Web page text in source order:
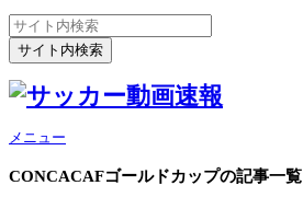
メニュー
CONCACAFゴールドカップの記事一覧